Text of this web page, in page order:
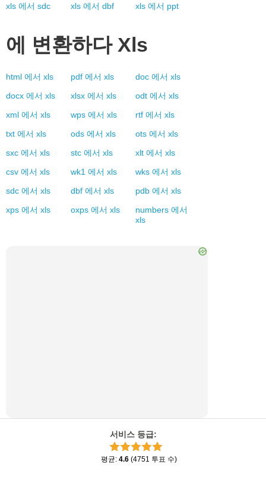
xls 에서 sdc xls 에서 dbf xls 에서 ppt
에 변환하다 Xls
html 에서 xls pdf 에서 xls doc 에서 xls
docx 에서 xls xlsx 에서 xls odt 에서 xls
xml 에서 xls wps 에서 xls rtf 에서 xls
txt 에서 xls ods 에서 xls ots 에서 xls
sxc 에서 xls stc 에서 xls xlt 에서 xls
csv 에서 xls wk1 에서 xls wks 에서 xls
sdc 에서 xls dbf 에서 xls pdb 에서 xls
xps 에서 xls oxps 에서 xls numbers 에서
xls
서비스 등급:
평균: 4.6 (4751 투표 수)